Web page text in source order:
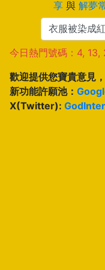
享與 解夢
今日熱門號碼：4, 13,
歡迎提供您寶貴意見，
新功能許願池：
X(Twitter):